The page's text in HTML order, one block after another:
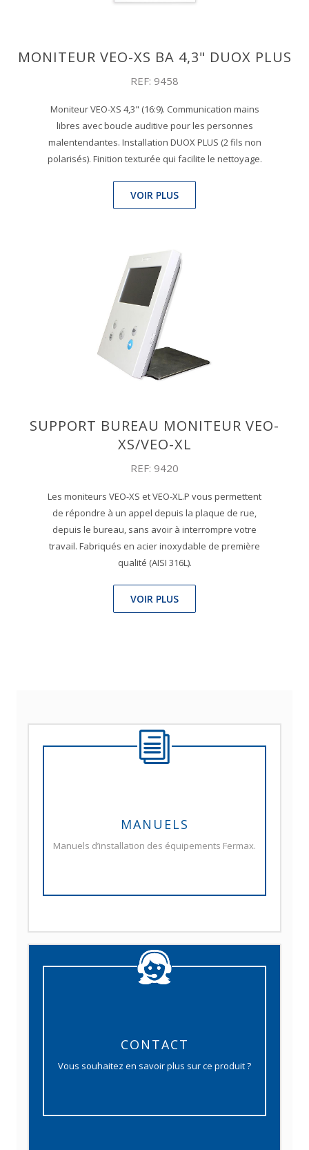
MONITEUR VEO-XS BA 4,3" DUOX PLUS
REF: 9458
Moniteur VEO-XS 4,3" (16:9). Communication mains
libres avec boucle auditive pour les personnes
malentendantes. Installation DUOX PLUS (2 fils non
polarisés). Finition texturée qui facilite le nettoyage.
VOIR PLUS
SUPPORT BUREAU MONITEUR VEO-
XS/VEO-XL
REF: 9420
Les moniteurs VEO-XS et VEO-XL.P vous permettent
de répondre à un appel depuis la plaque de rue,
depuis le bureau, sans avoir à interrompre votre
travail. Fabriqués en acier inoxydable de première
qualité (AISI 316L).
VOIR PLUS
MANUELS
Manuels d’installation des équipements Fermax.
CONTACT
Vous souhaitez en savoir plus sur ce produit ?